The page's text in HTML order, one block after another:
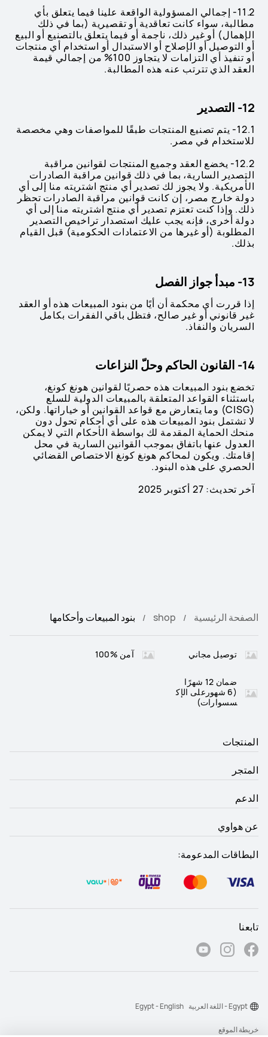
11.2- إجمالي المسؤولية الواقعة علينا فيما يتعلق بأي
مطالبة، سواء كانت تعاقدية أو تقصيرية (بما في ذلك
الإهمال) أو غير ذلك، ناجمة أو فيما يتعلق بالتصنيع أو البيع
أو التوصيل أو الإصلاح أو الاستبدال أو استخدام أي منتجات
أو تنفيذ أي التزامات لا يتجاوز 100% من إجمالي قيمة
العقد الذي تترتب عنه هذه المطالبة.
12- التصدير
12.1- يتم تصنيع المنتجات طبقًا للمواصفات وهي مخصصة
للاستخدام في مصر.
12.2- يخضع العقد وجميع المنتجات لقوانين مراقبة
التصدير السارية، بما في ذلك قوانين مراقبة الصادرات
الأمريكية. ولا يجوز لك تصدير أي منتج اشتريته منا إلى أي
دولة خارج مصر، إن كانت قوانين مراقبة الصادرات تحظر
ذلك. وإذا كنت تعتزم تصدير أي منتج اشتريته منا إلى أي
دولة أخرى، فإنه يجب عليك استصدار تراخيص التصدير
المطلوبة (أو غيرها من الاعتمادات الحكومية) قبل القيام
بذلك.
13- مبدأ جواز الفصل
إذا قررت أي محكمة أن أيًا من بنود المبيعات هذه أو العقد
غير قانوني أو غير صالح، فتظل باقي الفقرات بكامل
السريان والنفاذ.
14- القانون الحاكم وحلّ النزاعات
تخضع بنود المبيعات هذه حصريًا لقوانين هونغ كونغ،
باستثناء القواعد المتعلقة بالمبيعات الدولية للسلع
(CISG) وما يتعارض مع قواعد القوانين أو خياراتها. ولكن،
لا تشتمل بنود المبيعات هذه على أي أحكام تحول دون
منحك الحماية المقدمة لك بواسطة الأحكام التي لا يمكن
العدول عنها باتفاق بموجب القوانين السارية في محل
إقامتك. ويكون لمحاكم هونغ كونغ الاختصاص القضائي
الحصري على هذه البنود.
آخر تحديث: 27 أكتوبر 2025
الصفحة الرئيسية shop بنود المبيعات وأحكامها
توصيل مجاني آمن %100
ضمان 12 شهرًا
(6 شهورعلى الإك
سسوارات)
المنتجات
المتجر
الدعم
عن هواوي
البطاقات المدعومة:
تابعنا
خريطة الموقع
Egypt - اللغة العربية Egypt - English